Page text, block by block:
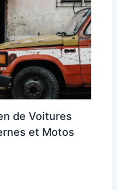
de Voitures
et Motos